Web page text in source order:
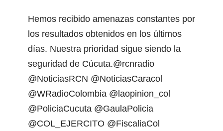
Hemos recibido amenazas constantes por
los resultados obtenidos en los últimos
días. Nuestra prioridad sigue siendo la
seguridad de Cúcuta.@rcnradio
@NoticiasRCN @NoticiasCaracol
@WRadioColombia @laopinion_col
@PoliciaCucuta @GaulaPolicia
@COL_EJERCITO @FiscaliaCol